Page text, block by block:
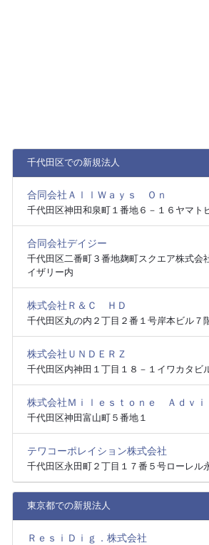
千代田区での新規法人
合同会社ＡｌｌＷａｙｓ Ｏｎ
千代田区神田和泉町１番地６－１６ヤマト
合同会社デイジー
千代田区二番町３番地麹町スクエア株式会
イザリー内
株式会社Ｒ＆Ｃ ＨＤ
千代田区丸の内２丁目２番１号岸本ビル７
株式会社ＵＮＤＥＲＺ
千代田区内神田１丁目１８－１イワカタビ
株式会社Ｍｉｌｅｓｔｏｎｅ Ａｄｖｉ
千代田区神田富山町５番地１
テワコーポレイション株式会社
千代田区永田町２丁目１７番５号ローレル
東京都での新規法人
ＲｅｓｉＤｉｇ．株式会社